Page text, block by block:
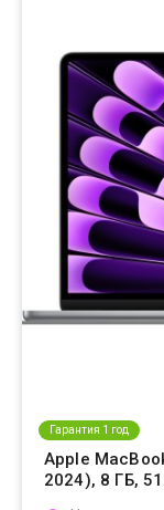
Гарантия 1 год
Apple
2024), 8 ГБ,